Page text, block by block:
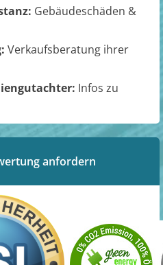
Gebäudeschäden &
Verkaufsberatung ihrer
Infos zu
anfordern